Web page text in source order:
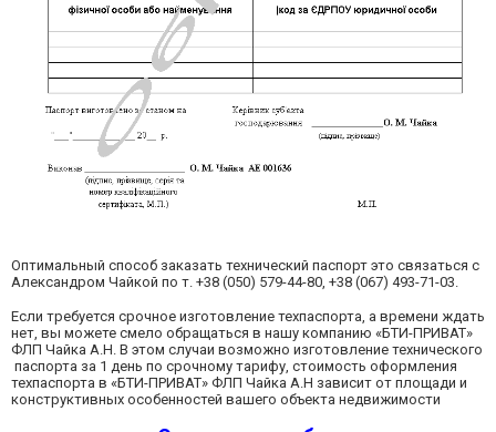
Оптимальный способ заказать технический паспорт это связаться с
Александром Чайкой по т. +38 (050) 579-44-80, +38 (067) 493-71-03.
Если требуется срочное изготовление техпаспорта, а времени ждать
нет, вы можете смело обращаться в нашу компанию «БТИ-ПРИВАТ»
ФЛП Чайка А.Н. В этом случаи возможно изготовление технического
паспорта за 1 день по срочному тарифу, стоимость оформления
техпаспорта в «БТИ-ПРИВАТ» ФЛП Чайка А.Н зависит от площади и
конструктивных особенностей вашего объекта недвижимости